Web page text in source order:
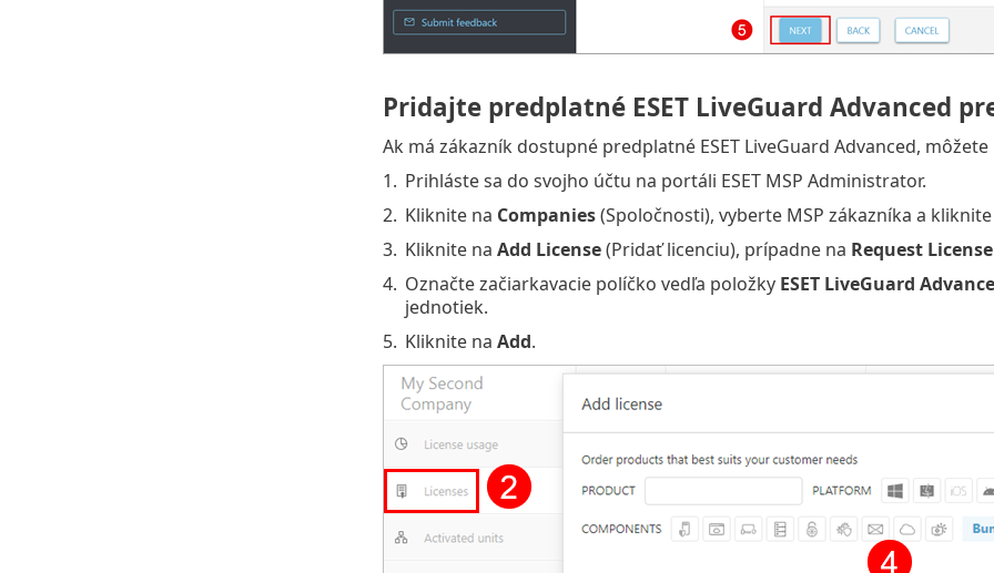
Pridajte predplatné ESET LiveGuard Advanced
Ak má zákazník dostupné predplatné ESET LiveGuard Advanced,
1. Prihláste sa do svojho účtu na portáli ESET MSP Administrator.
2. Kliknite na Companies(Spoločnosti), vyberte MSP zákazníka a
3. Kliknite na Add License(Pridať licenciu), prípadne na Request License
4. Označte začiarkavacie políčko vedľa položky ESET LiveGuard
jednotiek.
5. Kliknite na Add.